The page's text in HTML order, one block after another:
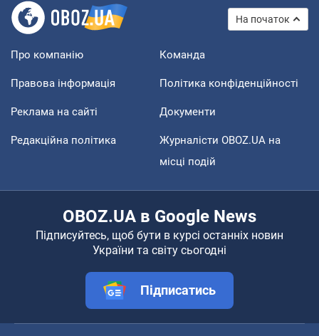
На початок
Про компанію Команда
Правова інформація Політика конфіденційності
Реклама на сайті Документи
Редакційна політика
Журналісти OBOZ.UA на
місці подій
OBOZ.UA в Google News
Підписуйтесь, щоб бути в курсі останніх новин
України та світу сьогодні
Підписатись